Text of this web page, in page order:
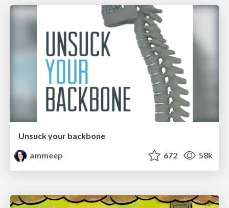
Unsuck your backbone
ammeep
672 58k